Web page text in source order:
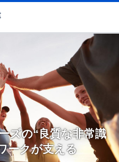
ズの“良質な非常識
ークが支える